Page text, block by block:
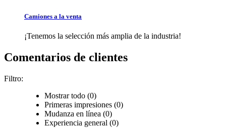
Camiones a la venta
¡Tenemos la selección más amplia de la industria!
Comentarios de clientes
Filtro:
Mostrar todo (0)
Primeras impresiones (0)
Mudanza en línea (0)
Experiencia general (0)